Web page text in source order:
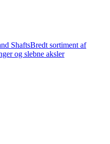
ShaftsBredt sortiment af
og slebne aksler